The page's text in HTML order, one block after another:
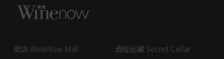
商店 WineNow Mall
酒經秘藏 Secret Cellar